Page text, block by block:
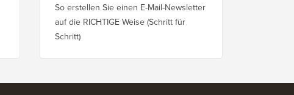
So erstellen Sie einen E-Mail-Newsletter
auf die RICHTIGE Weise (Schritt für
Schritt)